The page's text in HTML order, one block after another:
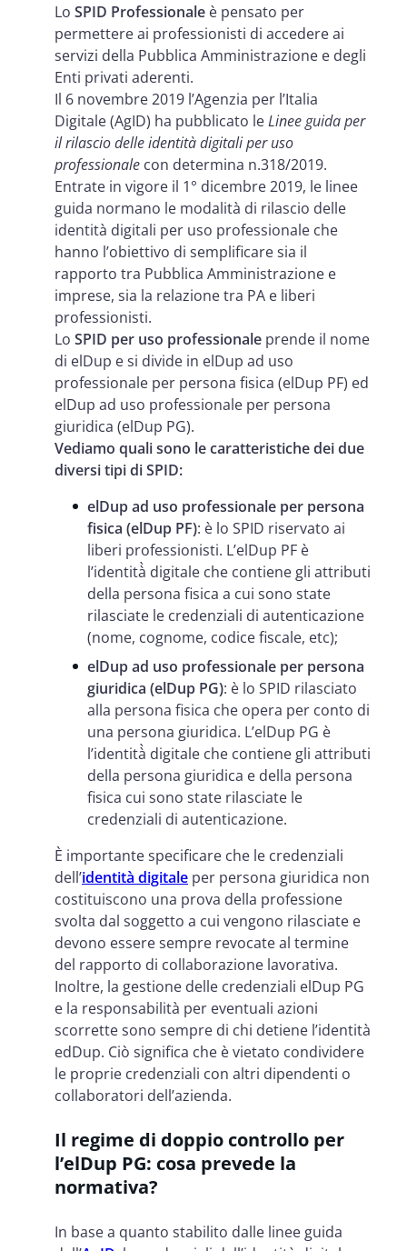
Lo SPID Professionale è pensato per
permettere ai professionisti di accedere ai
servizi della Pubblica Amministrazione e degli
Enti privati aderenti.
Il 6 novembre 2019 l’Agenzia per l’Italia
Digitale (AgID) ha pubblicato leLinee guida per
il rilascio delle identità digitali per uso
professionale con determina n.318/2019.
Entrate in vigore il 1° dicembre 2019, le linee
guida normano le modalità di rilascio delle
identità digitali per uso professionale che
hanno l’obiettivo di semplificare sia il
rapporto tra Pubblica Amministrazione e
imprese, sia la relazione tra PA e liberi
professionisti.
Lo SPID per uso professionale prende il nome
di elDup e si divide in elDup ad uso
professionale per persona fisica (elDup PF) ed
elDup ad uso professionale per persona
giuridica (elDup PG).
Vediamo quali sono le caratteristiche dei due
diversi tipi di SPID:
elDup ad uso professionale per persona
fisica (elDup PF): è lo SPID riservato ai
liberi professionisti. L’elDup PF è
l’identità̀ digitale che contiene gli attributi
della persona fisica a cui sono state
rilasciate le credenziali di autenticazione
(nome, cognome, codice fiscale, etc);
elDup ad uso professionale per persona
giuridica (elDup PG): è lo SPID rilasciato
alla persona fisica che opera per conto di
una persona giuridica. L’elDup PG è
l’identità̀ digitale che contiene gli attributi
della persona giuridica e della persona
fisica cui sono state rilasciate le
credenziali di autenticazione.
È importante specificare che le credenziali
dell’identità digitale per persona giuridica non
costituiscono una prova della professione
svolta dal soggetto a cui vengono rilasciate e
devono essere sempre revocate al termine
del rapporto di collaborazione lavorativa.
Inoltre, la gestione delle credenziali elDup PG
e la responsabilità per eventuali azioni
scorrette sono sempre di chi detiene l’identità
edDup. Ciò significa che è vietato condividere
le proprie credenziali con altri dipendenti o
collaboratori dell’azienda.
Il regime di doppio controllo per
l’elDup PG: cosa prevede la
normativa?
In base a quanto stabilito dalle linee guida